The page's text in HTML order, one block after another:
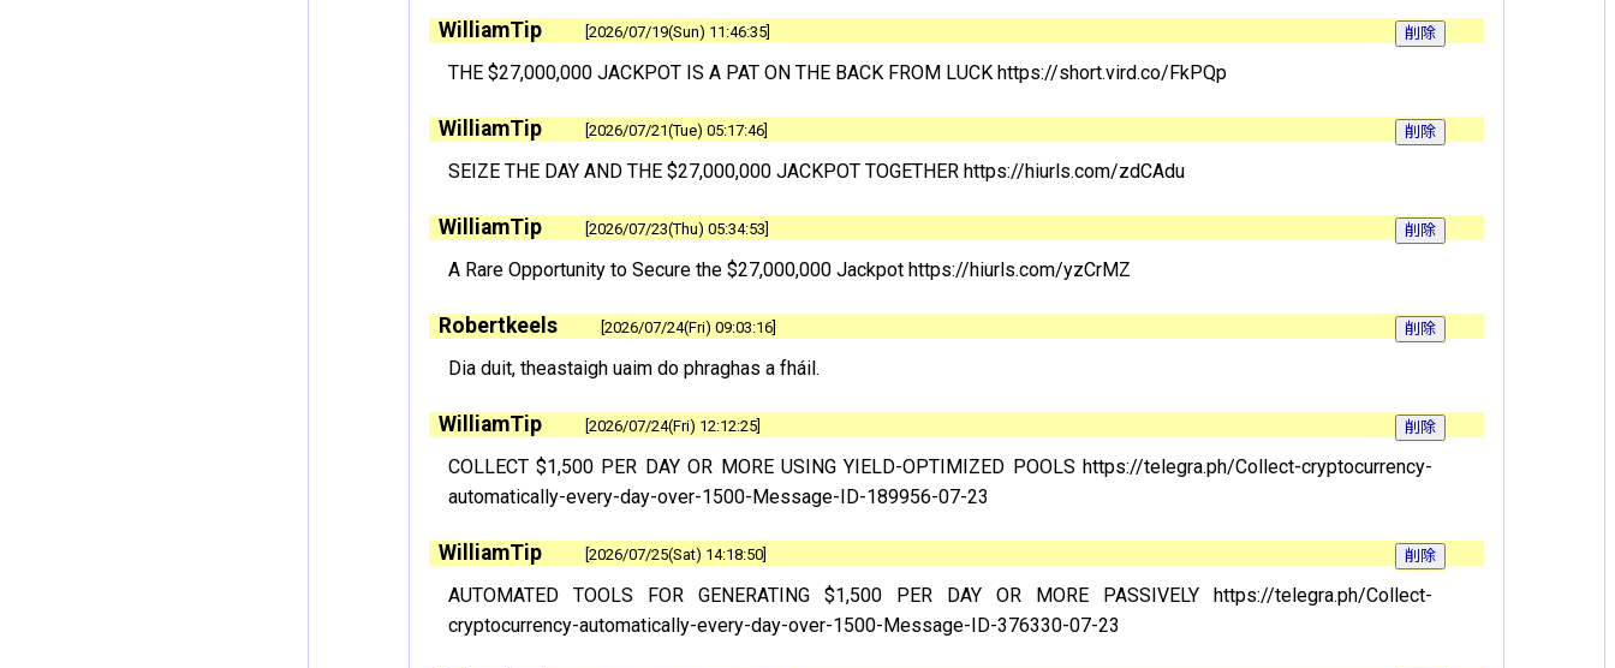
WilliamTip 2026/07/19(Sun) 11:46:35
THE $27,000,000 JACKPOT IS A PAT ON THE BACK FROM LUCK https://short.vird.co/FkPQp
WilliamTip 2026/07/21(Tue) 05:17:46
SEIZE THE DAY AND THE $27,000,000 JACKPOT TOGETHER https://hiurls.com/zdCAdu
WilliamTip 2026/07/23(Thu) 05:34:53
A Rare Opportunity to Secure the $27,000,000 Jackpot https://hiurls.com/yzCrMZ
Robertkeels 2026/07/24(Fri) 09:03:16
Dia duit, theastaigh uaim do phraghas a fháil.
WilliamTip 2026/07/24(Fri) 12:12:25
COLLECT $1,500 PER DAY OR MORE USING YIELD-OPTIMIZED POOLS https://telegra.ph/Collect-cryptocurrency-
automatically-every-day-over-1500-Message-ID-189956-07-23
WilliamTip 2026/07/25(Sat) 14:18:50
AUTOMATED TOOLS FOR GENERATING $1,500 PER DAY OR MORE PASSIVELY https://telegra.ph/Collect-
cryptocurrency-automatically-every-day-over-1500-Message-ID-376330-07-23